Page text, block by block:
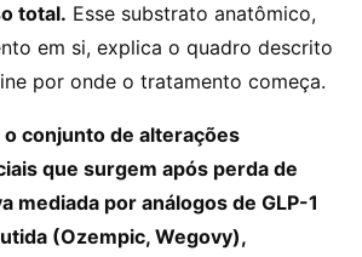
total. Esse substrato anatômico,
em si, explica o quadro descrito
por onde o tratamento começa.
o conjunto de alterações
que surgem após perda de
mediada por análogos de GLP-1
(Ozempic, Wegovy),